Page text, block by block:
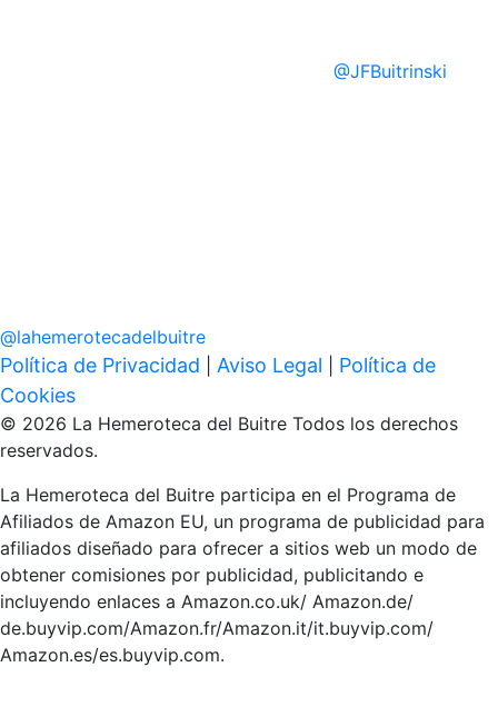
@JFBuitrinski
@lahemerotecadelbuitre
Política de Privacidad Aviso Legal
Política de
Cookies
© 2026 La Hemeroteca del Buitre Todos los derechos
reservados.
La Hemeroteca del Buitre participa en el Programa de
Afiliados de Amazon EU, un programa de publicidad para
afiliados diseñado para ofrecer a sitios web un modo de
obtener comisiones por publicidad, publicitando e
incluyendo enlaces a Amazon.co.uk/ Amazon.de/
de.buyvip.com/Amazon.fr/Amazon.it/it.buyvip.com/
Amazon.es/es.buyvip.com.